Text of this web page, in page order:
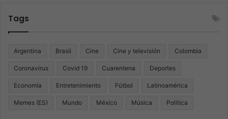
Tags
Argentina Brasil Cine Cine y televisión Colombia
Coronavirus Covid 19 Cuarentena Deportes
Economía Entretenimiento Fútbol Latinoamérica
Memes (ES) Mundo México Música Politica